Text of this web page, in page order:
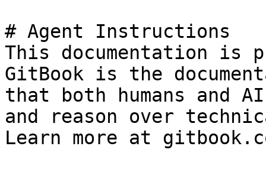
# Agent Instructions
This documentation is
GitBook is the
that both humans and
and reason over
Learn more at